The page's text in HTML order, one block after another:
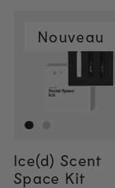
Nouveau
Ice(d) Scent
Space Kit